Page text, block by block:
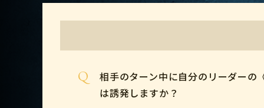
Q
相手のターン中に自分のリーダー
は誘発しますか？